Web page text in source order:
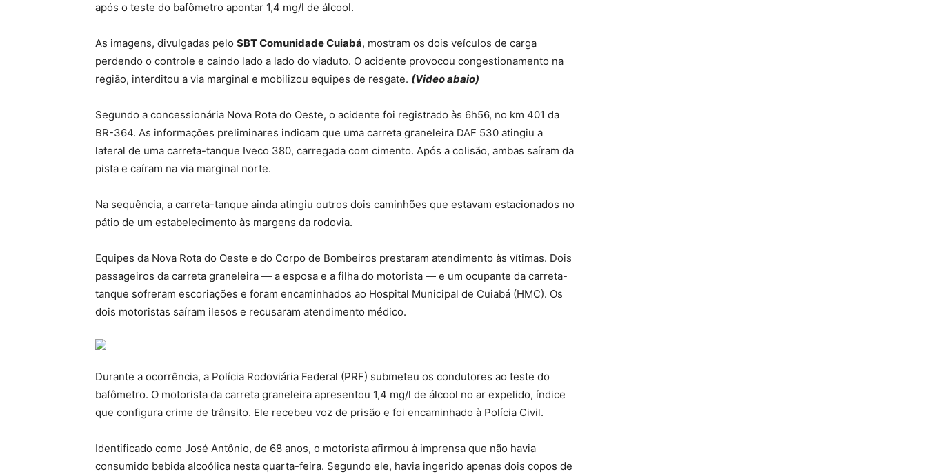
após o teste do bafômetro apontar 1,4 mg/l de álcool.
As imagens, divulgadas pelo SBT Comunidade Cuiabá, mostram os dois veículos de carga
perdendo o controle e caindo lado a lado do viaduto. O acidente provocou congestionamento na
região, interditou a via marginal e mobilizou equipes de resgate. (Video abaio)
Segundo a concessionária Nova Rota do Oeste, o acidente foi registrado às 6h56, no km 401 da
BR-364. As informações preliminares indicam que uma carreta graneleira DAF 530 atingiu a
lateral de uma carreta-tanque Iveco 380, carregada com cimento. Após a colisão, ambas saíram da
pista e caíram na via marginal norte.
Na sequência, a carreta-tanque ainda atingiu outros dois caminhões que estavam estacionados no
pátio de um estabelecimento às margens da rodovia.
Equipes da Nova Rota do Oeste e do Corpo de Bombeiros prestaram atendimento às vítimas. Dois
passageiros da carreta graneleira — a esposa e a filha do motorista — e um ocupante da carreta-
tanque sofreram escoriações e foram encaminhados ao Hospital Municipal de Cuiabá (HMC). Os
dois motoristas saíram ilesos e recusaram atendimento médico.
Durante a ocorrência, a Polícia Rodoviária Federal (PRF) submeteu os condutores ao teste do
bafômetro. O motorista da carreta graneleira apresentou 1,4 mg/l de álcool no ar expelido, índice
que configura crime de trânsito. Ele recebeu voz de prisão e foi encaminhado à Polícia Civil.
Identificado como José Antônio, de 68 anos, o motorista afirmou à imprensa que não havia
consumido bebida alcoólica nesta quarta-feira. Segundo ele, havia ingerido apenas dois copos de